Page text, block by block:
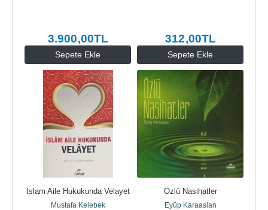
Sepete Ekle
3.900,00TL
Sepete Ekle
312,00TL
İslam Aile Hukukunda Velayet
Mustafa Kelebek
Özlü Nasihatler
Eyüp Karaaslan